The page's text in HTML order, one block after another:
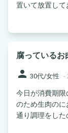
置いて放置して
腐っているお
person 30代/女性 -
今日が消費期
のため生肉の
通り調理をした